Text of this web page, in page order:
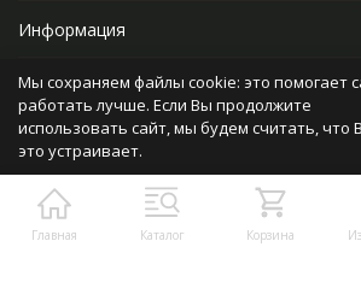
Главная Каталог Корзина
Информация
Прочее
Политика персональных данных
Разработано в
bodysite.ru
Мы сохраняем файлы cookie: это помогает
работать лучше. Если Вы продолжите
использовать сайт, мы будем считать, что
это устраивает.